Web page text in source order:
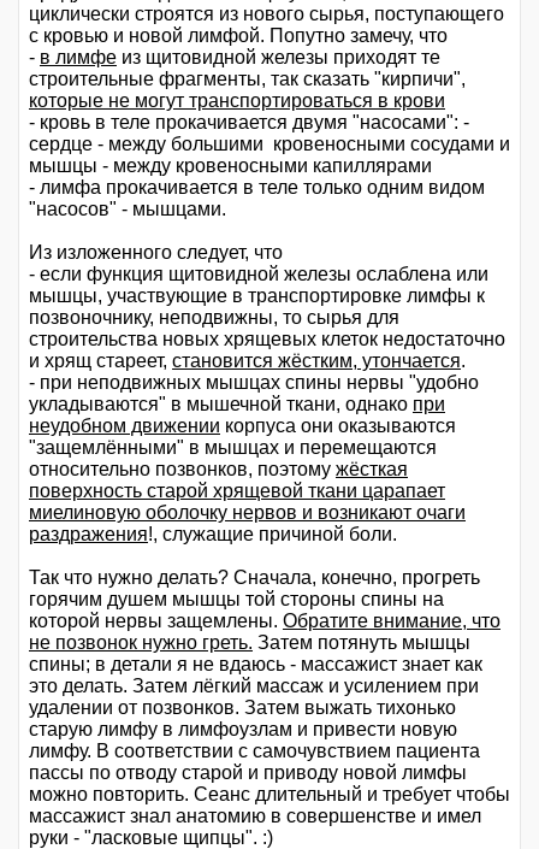
циклически строятся из нового сырья, поступающего
с кровью и новой лимфой. Попутно замечу, что
- в лимфе из щитовидной железы приходят те
строительные фрагменты, так сказать "кирпичи",
которые не могут транспортироваться в крови
- кровь в теле прокачивается двумя "насосами": -
сердце - между большими кровеносными сосудами и
мышцы - между кровеносными капиллярами
- лимфа прокачивается в теле только одним видом
"насосов" - мышцами.
Из изложенного следует, что
- если функция щитовидной железы ослаблена или
мышцы, участвующие в транспортировке лимфы к
позвоночнику, неподвижны, то сырья для
строительства новых хрящевых клеток недостаточно
и хрящ стареет, становится жёстким, утончается.
- при неподвижных мышцах спины нервы "удобно
укладываются" в мышечной ткани, однако при
неудобном движении корпуса они оказываются
"защемлёнными" в мышцах и перемещаются
относительно позвонков, поэтому жёсткая
поверхность старой хрящевой ткани царапает
миелиновую оболочку нервов и возникают очаги
раздражения!, служащие причиной боли.
Так что нужно делать? Сначала, конечно, прогреть
горячим душем мышцы той стороны спины на
которой нервы защемлены. Обратите внимание, что
не позвонок нужно греть. Затем потянуть мышцы
спины; в детали я не вдаюсь - массажист знает как
это делать. Затем лёгкий массаж и усилением при
удалении от позвонков. Затем выжать тихонько
старую лимфу в лимфоузлам и привести новую
лимфу. В соответствии с самочувствием пациента
пассы по отводу старой и приводу новой лимфы
можно повторить. Сеанс длительный и требует чтобы
массажист знал анатомию в совершенстве и имел
руки - "ласковые щипцы". :)